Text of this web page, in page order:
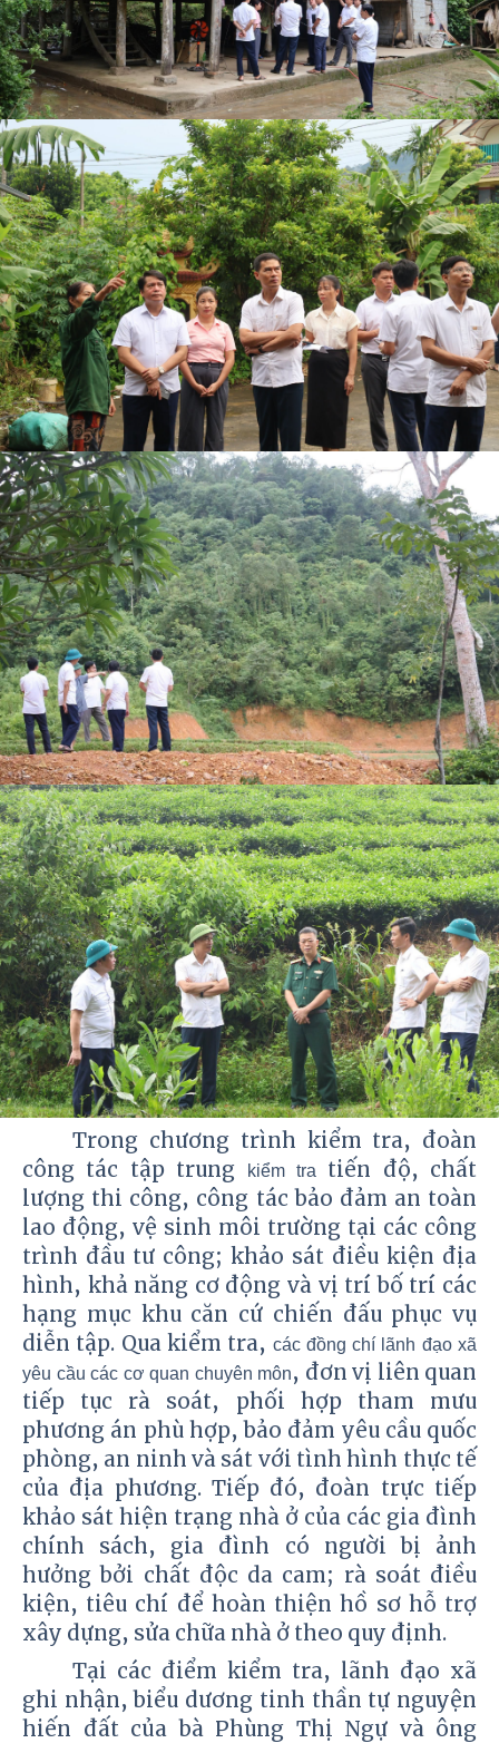
Trong chương trình kiểm tra, đoàn
công tác tập trung
kiểm tratiến độ, chất
lượng thi công, công tác bảo đảm an toàn
lao động, vệ sinh môi trường tại các công
trình đầu tư công; khảo sát điều kiện địa
hình, khả năng cơ động và vị trí bố trí các
hạng mục khu căn cứ chiến đấu phục vụ
diễn tập. Qua kiểm tra, các đồng chí lãnh đạo xã
yêu cầu các cơ quan chuyên môn, đơn vị liên quan
tiếp tục rà soát, phối hợp tham mưu
phương án phù hợp, bảo đảm yêu cầu quốc
phòng, an ninh và sát với tình hình thực tế
của địa phương. Tiếp đó, đoàn trực tiếp
khảo sát hiện trạng nhà ở của các gia đình
chính sách, gia đình có người bị ảnh
hưởng bởi chất độc da cam; rà soát điều
kiện, tiêu chí để hoàn thiện hồ sơ hỗ trợ
xây dựng, sửa chữa nhà ở theo quy định.
Tại các điểm kiểm tra, lãnh đạo xã
ghi nhận, biểu dương tinh thần tự nguyện
hiến đất của bà Phùng Thị Ngự và ông